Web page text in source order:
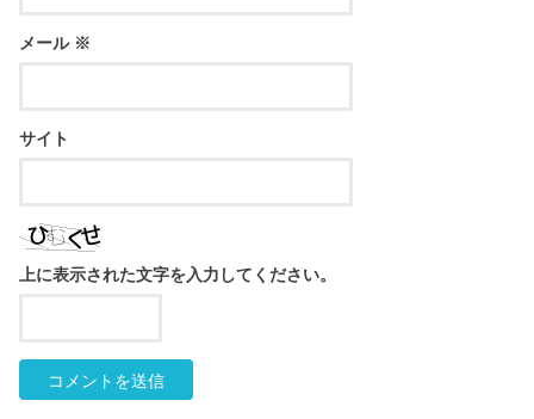
メール ※
サイト
上に表示された文字を入力してください。